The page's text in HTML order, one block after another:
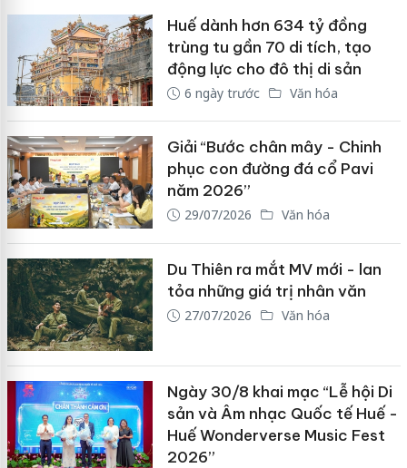
Huế dành hơn 634 tỷ đồng
trùng tu gần 70 di tích, tạo
động lực cho đô thị di sản
6 ngày trước Văn hóa
Giải “Bước chân mây - Chinh
phục con đường đá cổ Pavi
năm 2026”
29/07/2026 Văn hóa
Du Thiên ra mắt MV mới - lan
tỏa những giá trị nhân văn
27/07/2026 Văn hóa
Ngày 30/8 khai mạc “Lễ hội Di
sản và Âm nhạc Quốc tế Huế -
Huế Wonderverse Music Fest
2026”